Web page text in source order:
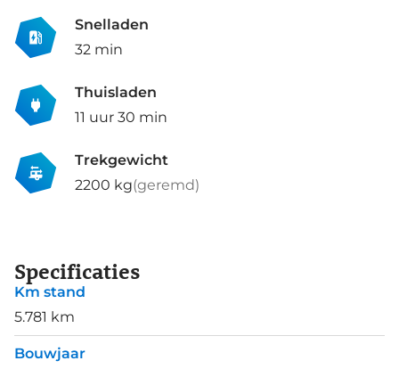
Snelladen
32 min
Thuisladen
11 uur 30 min
Trekgewicht
2200 kg(geremd)
Specificaties
Km stand
5.781 km
Bouwjaar